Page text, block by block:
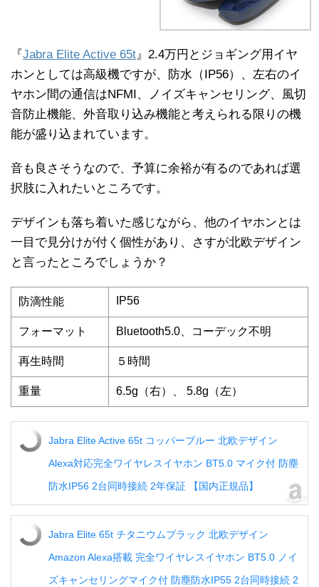
『Jabra Elite Active 65t』2.4万円とジョギング用イヤ
ホンとしては高級機ですが、防水（IP56）、左右のイ
ヤホン間の通信はNFMI、ノイズキャンセリング、風切
音防止機能、外音取り込み機能と考えられる限りの機
能が盛り込まれています。
音も良さそうなので、予算に余裕が有るのであれば選
択肢に入れたいところです。
デザインも落ち着いた感じながら、他のイヤホンとは
一目で見分けが付く個性があり、さすが北欧デザイン
と言ったところでしょうか？
防滴性能 IP56
フォーマット Bluetooth5.0 コーデック不明
再生時間 ５時間
重量 6.5g（右）、 5.8g（左）
Jabra Elite Active 65t コッパーブルー 北欧デザイン
Alexa対応完全ワイヤレスイヤホン BT5.0 マイク付 防塵
防水IP56 2台同時接続 2年保証 【国内正規品】
Jabra Elite 65t チタニウムブラック 北欧デザイン
Amazon Alexa搭載 完全ワイヤレスイヤホン BT5.0 ノイ
ズキャンセリングマイク付 防塵防水IP55 2台同時接続 2